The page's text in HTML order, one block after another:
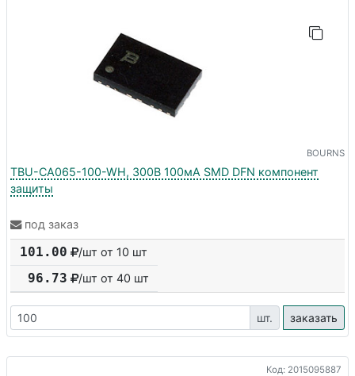
BOURNS
TBU-CA065-100-WH, 300В 100мА SMD DFN компонент
защиты
под заказ
101.00 /шт от 10 шт
96.73 /шт от 40 шт
шт. заказать
Код: 2015095887